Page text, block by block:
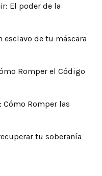
El poder de la
esclavo de tu máscara
Romper el Código
Cómo Romper las
tu soberanía